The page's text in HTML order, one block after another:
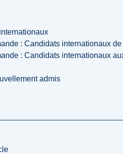
: Candidats internationaux
: Candidats internationaux
admis